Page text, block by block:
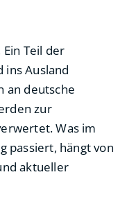
Teil der
ins Ausland
an deutsche
zur
Was im
passiert, hängt von
aktueller